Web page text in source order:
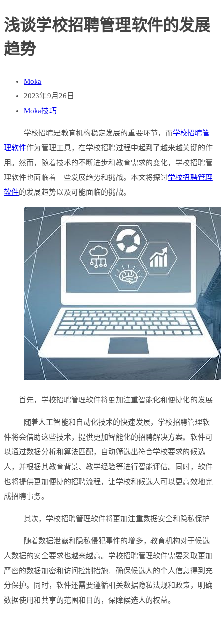
浅谈学校招聘管理软件的发展
趋势
Moka
2023年9月26日
Moka技巧
学校招聘是教育机构稳定发展的重要环节，而学校招聘管
理软件作为管理工具，在学校招聘过程中起到了越来越关键的作
用。然而，随着技术的不断进步和教育需求的变化，学校招聘管
理软件也面临着一些发展趋势和挑战。本文将探讨学校招聘管理
软件的发展趋势以及可能面临的挑战。
首先，学校招聘管理软件将更加注重智能化和便捷化的发展
随着人工智能和自动化技术的快速发展，学校招聘管理软
件将会借助这些技术，提供更加智能化的招聘解决方案。软件可
以通过数据分析和算法匹配，自动筛选出符合学校要求的候选
人，并根据其教育背景、教学经验等进行智能评估。同时，软件
也将提供更加便捷的招聘流程，让学校和候选人可以更高效地完
成招聘事务。
其次，学校招聘管理软件将更加注重数据安全和隐私保护
随着数据泄露和隐私侵犯事件的增多，教育机构对于候选
人数据的安全要求也越来越高。学校招聘管理软件需要采取更加
严密的数据加密和访问控制措施，确保候选人的个人信息得到充
分保护。同时，软件还需要遵循相关数据隐私法规和政策，明确
数据使用和共享的范围和目的，保障候选人的权益。